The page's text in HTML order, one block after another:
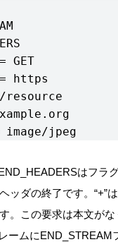
GET
https
resource
image/jpeg
はフラ
ッダの終了です。“+”
。この要求は本文が
ームにEND_STREAM